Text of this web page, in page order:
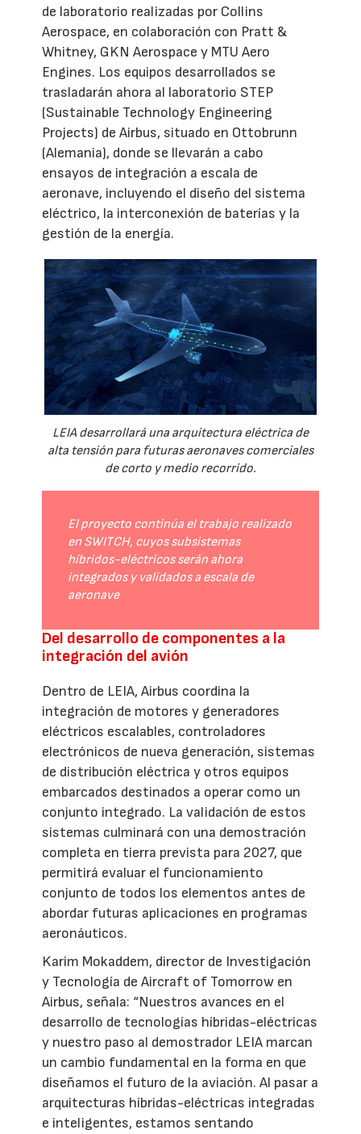
de laboratorio realizadas por Collins
Aerospace, en colaboración con Pratt &
Whitney, GKN Aerospace y MTU Aero
Engines. Los equipos desarrollados se
trasladarán ahora al laboratorio STEP
(Sustainable Technology Engineering
Projects) de Airbus, situado en Ottobrunn
(Alemania), donde se llevarán a cabo
ensayos de integración a escala de
aeronave, incluyendo el diseño del sistema
eléctrico, la interconexión de baterías y la
gestión de la energía.
LEIA desarrollará una arquitectura eléctrica de
alta tensión para futuras aeronaves comerciales
de corto y medio recorrido.
El proyecto continúa el trabajo realizado
en SWITCH, cuyos subsistemas
híbridos-eléctricos serán ahora
integrados y validados a escala de
aeronave
Del desarrollo de componentes a la
integración del avión
Dentro de LEIA, Airbus coordina la
integración de motores y generadores
eléctricos escalables, controladores
electrónicos de nueva generación, sistemas
de distribución eléctrica y otros equipos
embarcados destinados a operar como un
conjunto integrado. La validación de estos
sistemas culminará con una demostración
completa en tierra prevista para 2027, que
permitirá evaluar el funcionamiento
conjunto de todos los elementos antes de
abordar futuras aplicaciones en programas
aeronáuticos.
Karim Mokaddem, director de Investigación
y Tecnología de Aircraft of Tomorrow en
Airbus, señala: “Nuestros avances en el
desarrollo de tecnologías híbridas-eléctricas
y nuestro paso al demostrador LEIA marcan
un cambio fundamental en la forma en que
diseñamos el futuro de la aviación. Al pasar a
arquitecturas híbridas-eléctricas integradas
e inteligentes, estamos sentando